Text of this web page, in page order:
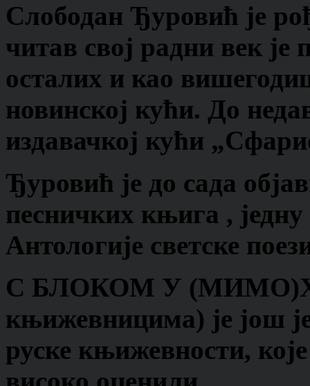
Слободан Ђуровић је
читав свој радни век
осталих и као
новинској кући. До
издавачкој кући
Ђуровић је до сада
песничких књига ,
Антологије светске
С БЛОКОМ У
књижевницима) је још
руске књижевности,